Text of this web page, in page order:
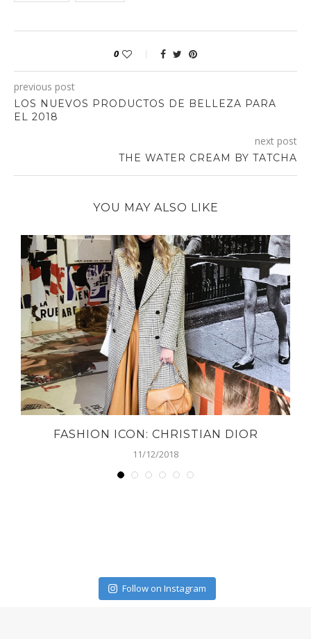
0
previous post
LOS NUEVOS PRODUCTOS DE BELLEZA PARA
EL 2018
next post
THE WATER CREAM BY TATCHA
YOU MAY ALSO LIKE
FASHION ICON: CHRISTIAN DIOR
11/12/2018
Follow on Instagram